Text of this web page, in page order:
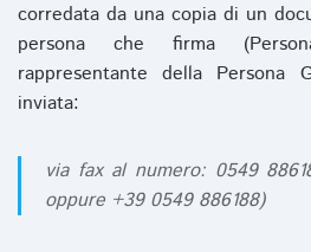
corredata da una copia di un
persona che firma
rappresentante della Persona
inviata:
via fax al numero: 0549
oppure +39 0549 886188)